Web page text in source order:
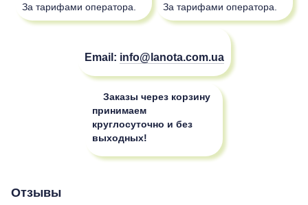
За тарифами оператора. За тарифами оператора.
Email: info@lanota.com.ua
Заказы через корзину
принимаем
круглосуточно и без
выходных!
Отзывы